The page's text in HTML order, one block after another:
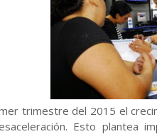
trimestre del 2015 el
Esto plantea